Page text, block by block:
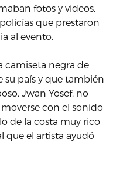
fotos y videos,
que prestaron
al evento.
camiseta negra de
su país y que también
Jwan Yosef, no
con el sonido
de la costa muy rico
que el artista ayudó